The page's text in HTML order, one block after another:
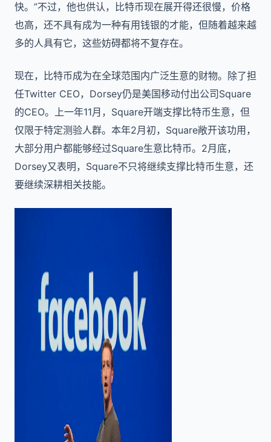
快。”不过，他也供认，比特币现在展开得还很慢，价格
也高，还不具有成为一种有用钱银的才能，但随着越来越
多的人具有它，这些妨碍都将不复存在。
现在，比特币成为在全球范围内广泛生意的财物。除了担
任Twitter CEO，Dorsey仍是美国移动付出公司Square
的CEO。上一年11月，Square开端支撑比特币生意，但
仅限于特定测验人群。本年2月初，Square敞开该功用，
大部分用户都能够经过Square生意比特币。2月底，
Dorsey又表明，Square不只将继续支撑比特币生意，还
要继续深耕相关技能。